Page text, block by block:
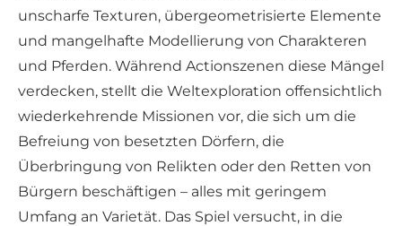
unscharfe Texturen, übergeometrisierte Elemente
und mangelhafte Modellierung von Charakteren
und Pferden. Während Actionszenen diese Mängel
verdecken, stellt die Weltexploration offensichtlich
wiederkehrende Missionen vor, die sich um die
Befreiung von besetzten Dörfern, die
Überbringung von Relikten oder den Retten von
Bürgern beschäftigen – alles mit geringem
Umfang an Varietät. Das Spiel versucht, in die